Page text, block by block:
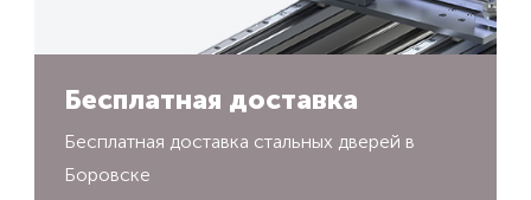
Бесплатная доставка
Бесплатная доставка стальных дверей в
Боровске